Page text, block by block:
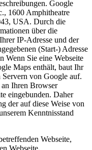
Google
1600 Amphitheatre
USA. Durch die
über die
IP-Adresse und der
(Start-) Adresse
Wenn Sie eine Webseite
Maps enthält, baut Ihr
von Google auf.
Ihren Browser
eingebunden. Daher
der auf diese Weise von
Kenntnisstand
Webseite,
Webseite,